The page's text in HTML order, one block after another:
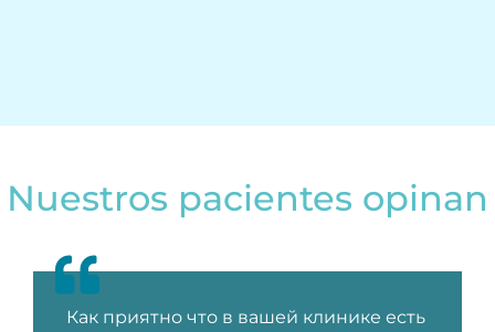
Nuestros pacientes opinan
Как приятно что в вашей клинике есть